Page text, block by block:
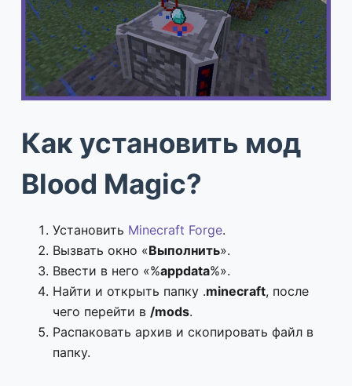
Как установить мод
Blood Magic?
Установить Minecraft Forge.
Вызвать окно «Выполнить».
Ввести в него «%appdata%».
Найти и открыть папку .minecraft, после
чего перейти в /mods.
Распаковать архив и скопировать файл в
папку.